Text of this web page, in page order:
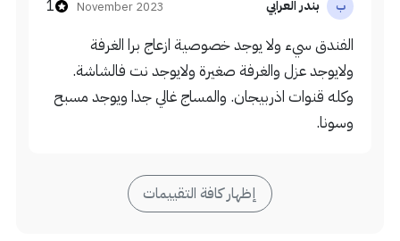
ب بندر العرابي November 2023
1
الفندق سيء ولا يوجد خصوصية ازعاج برا الغرفة
ولايوجد عزل والغرفة صغيرة ولايوجد نت فالشاشة.
وكله قنوات اذربيجان. والمساج غالي جدا ويوجد مسبح
وسونا.
إظهار كافة التقييمات